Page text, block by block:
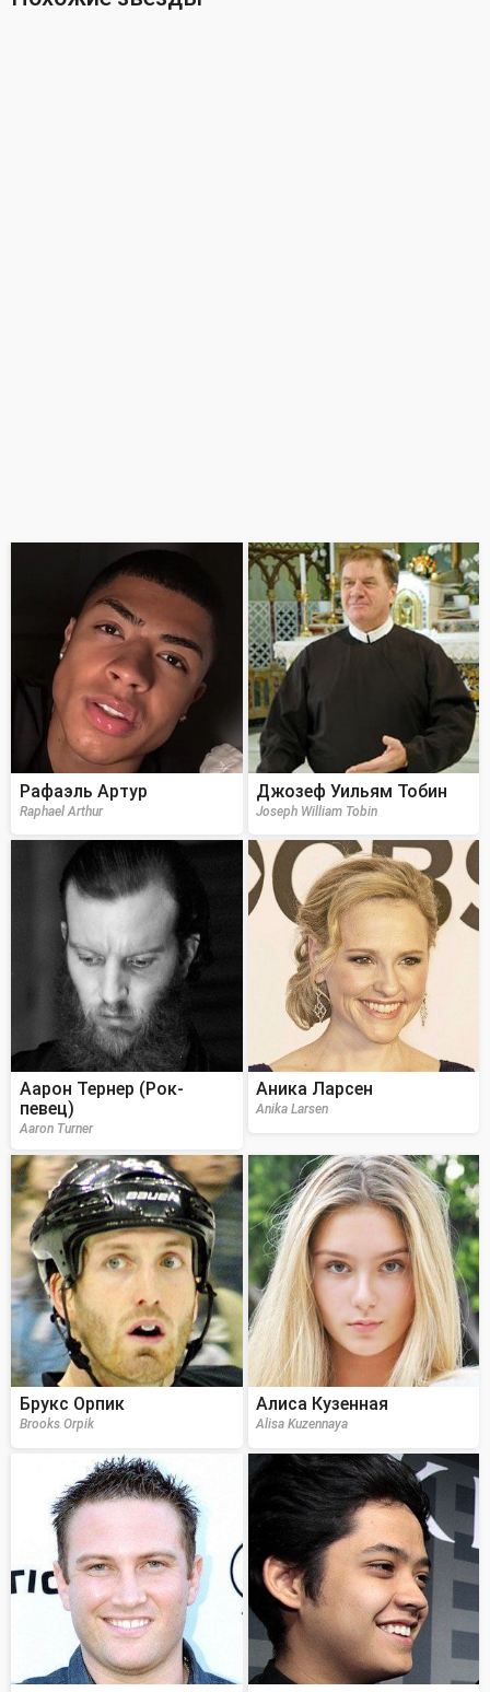
Рафаэль Артур
Raphael Arthur
Джозеф Уильям Тобин
Joseph William Tobin
Аарон Тернер (Рок-
певец)
Aaron Turner
Аника Ларсен
Anika Larsen
Брукс Орпик
Brooks Orpik
Алиса Кузенная
Alisa Kuzennaya